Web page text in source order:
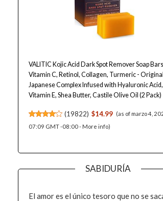
VALITIC Kojic Acid Dark Spot Remover Soap
Vitamin C, Retinol, Collagen, Turmeric - Original
Japanese Complex Infused with Hyaluronic Acid,
Vitamin E, Shea Butter, Castile Olive Oil (2 Pack)
(19822) $14.99 (as of marzo 4,
07:09 GMT -08:00 - More info)
SABIDURÍA
El amor es el único tesoro que no se